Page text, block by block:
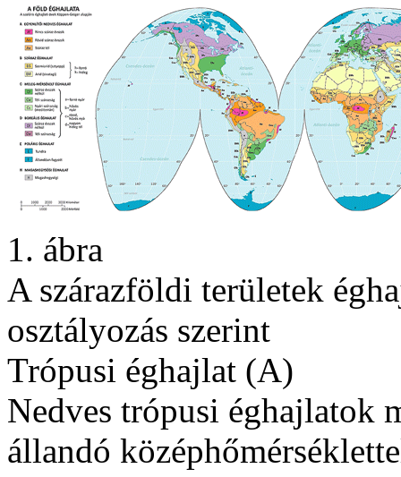
1. ábra
A szárazföldi területek
osztályozás szerint
Trópusi éghajlat (A)
Nedves trópusi éghajlatok
állandó